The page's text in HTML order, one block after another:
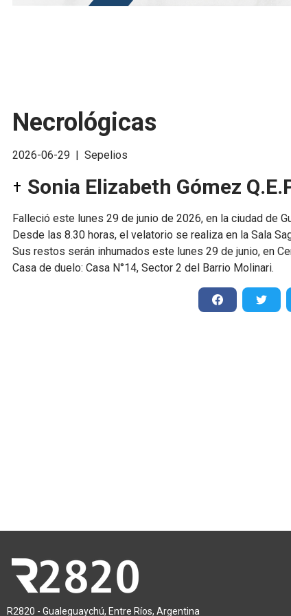
Necrológicas
2026-06-29 | Sepelios
Sonia Elizabeth Gómez
Falleció este lunes 29 de junio de 2026, en la ciudad de
Desde las 8.30 horas, el velatorio se realiza en la Sala
Sus restos serán inhumados este lunes 29 de junio, en
Casa de duelo: Casa N°14, Sector 2 del Barrio Molinari.
R2820 - Gualeguaychú, Entre Ríos, Argentina